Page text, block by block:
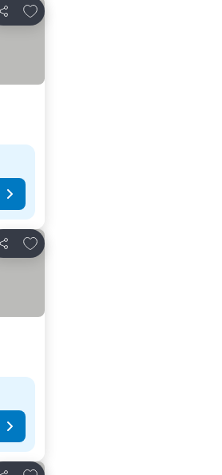
Teilen
Zu Favoriten hinzufügen
Teilen
Zu Favoriten hinzufügen